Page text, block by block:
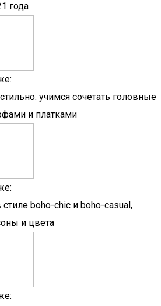
года
учимся сочетать головные
и платками
boho-chic и boho-casual,
и цвета